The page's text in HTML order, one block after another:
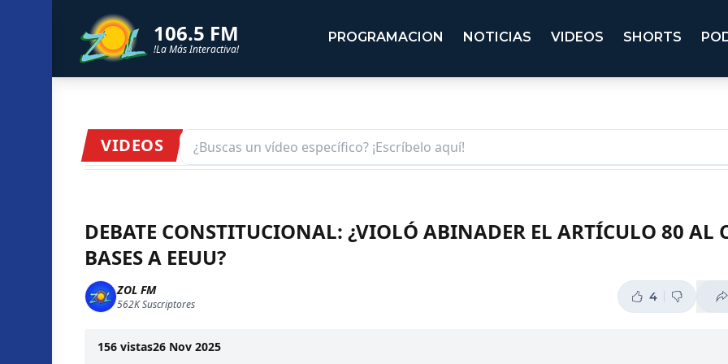
106.5 FM
!La Más Interactiva!
PROGRAMACION NOTICIAS VIDEOS SHORTS
VIDEOS
DEBATE CONSTITUCIONAL: ¿VIOLÓ ABINADER EL ARTÍCULO 80 AL
BASES A EEUU?
ZOL FM
562KSuscriptores
4
156 vistas26 Nov 2025